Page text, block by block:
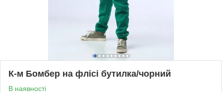
К-м Бомбер на флісі бутилка/чорний
В наявності